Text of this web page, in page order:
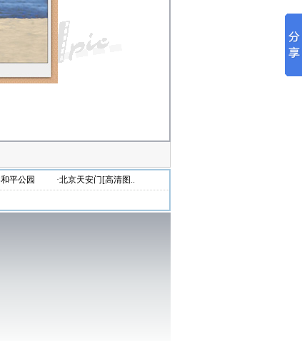
平公园
·北京天安门[高清图..